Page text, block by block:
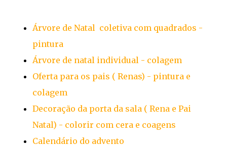
Árvore de Natal coletiva com quadrados -
pintura
Árvore de natal individual - colagem
Oferta para os pais ( Renas) - pintura e
colagem
Decoração da porta da sala ( Rena e Pai
Natal) - colorir com cera e coagens
Calendário do advento